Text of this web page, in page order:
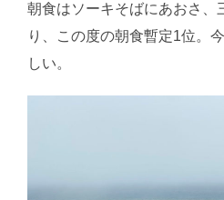
朝食はソーキそばにあおさ、
り、この度の朝食暫定1位。
しい。